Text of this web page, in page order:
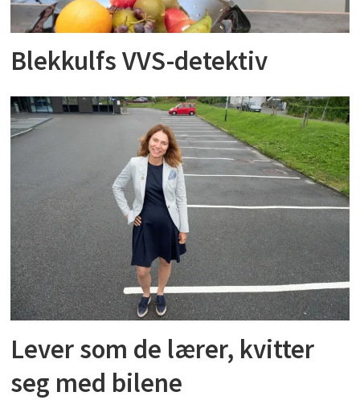
Blekkulfs VVS-detektiv
Lever som de lærer, kvitter
seg med bilene